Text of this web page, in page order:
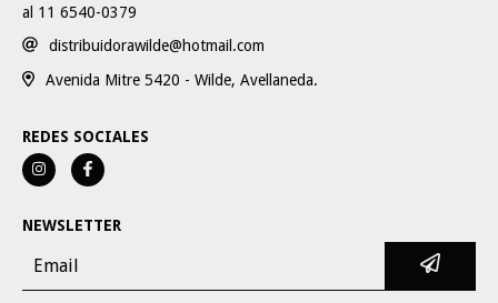
al 11 6540-0379
distribuidorawilde@hotmail.com
Avenida Mitre 5420 - Wilde, Avellaneda.
REDES SOCIALES
NEWSLETTER